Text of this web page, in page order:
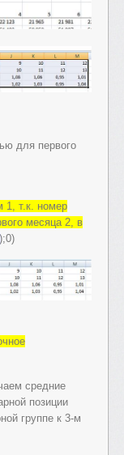
для первого
1, т.к. номер
месяца 2, в
);0)
средние
позиции
группе к 3-м